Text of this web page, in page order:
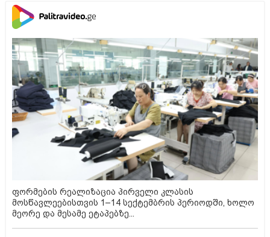
ფორმების რეალიზაცია პირველი კლასის
მოსწავლეებისთვის 1–14 სექტემბრის პერიოდში, ხოლო
მეორე და მესამე ეტაპებზე...